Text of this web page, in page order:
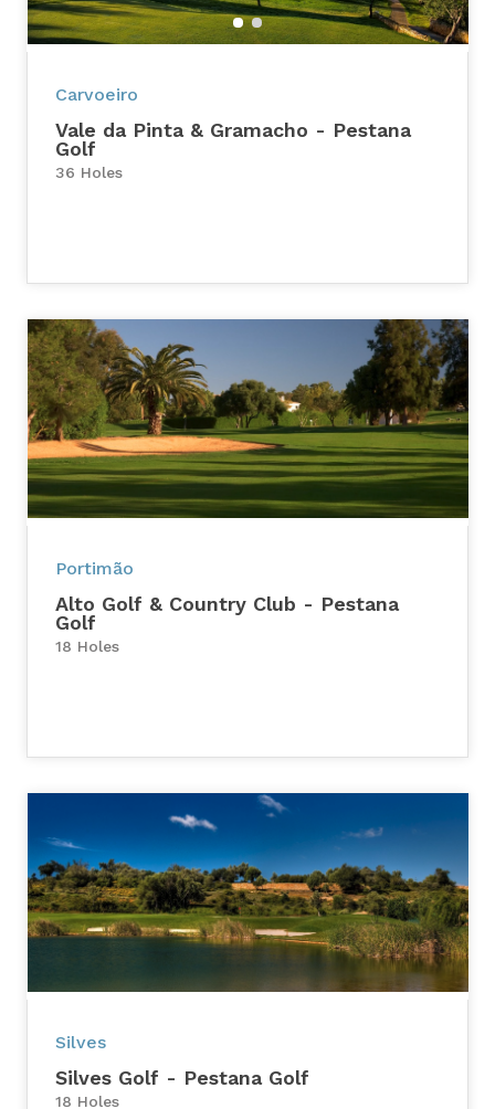
Carvoeiro
Vale da Pinta & Gramacho - Pestana
Golf
36 Holes
Portimão
Alto Golf & Country Club - Pestana
Golf
18 Holes
Silves
Silves Golf - Pestana Golf
18 Holes